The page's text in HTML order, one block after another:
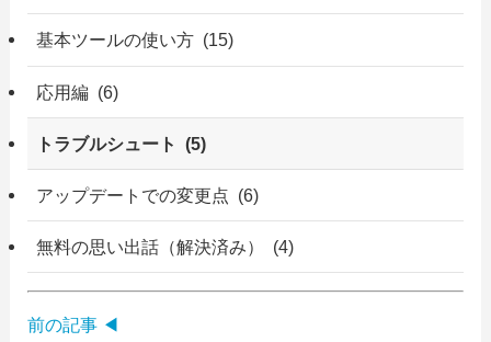
基本ツールの使い方 (15)
応用編 (6)
トラブルシュート (5)
アップデートでの変更点 (6)
無料の思い出話（解決済み） (4)
前の記事 ◀